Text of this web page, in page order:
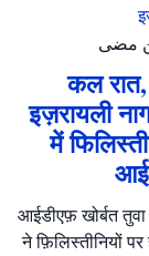
مضى
कल रात,
इज़रायली
में
आईडीएफ़ खोर्बत
ने फ़िलिस्तीनियों